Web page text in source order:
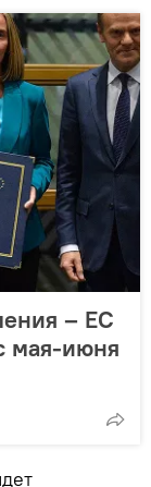
– ЕС
мая-июня